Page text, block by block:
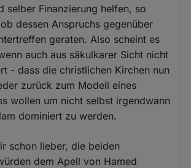
selber Finanzierung helfen, so
dessen Anspruchs gegenüber
geraten. Also scheint es
auch aus säkulkarer Sicht nicht
- dass die christlichen Kirchen nun
zurück zum Modell eines
wollen um nicht selbst irgendwann
dominiert zu werden.
schon lieber, die beiden
dem Apell von Hamed